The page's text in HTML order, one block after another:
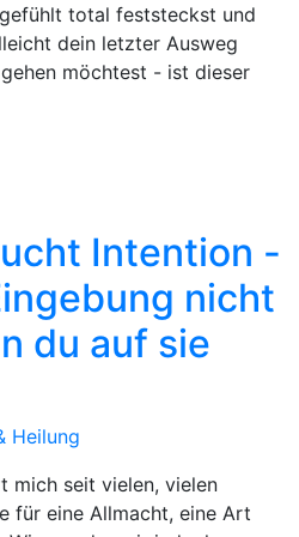
total feststeckst und
dein letzter Ausweg
möchtest - ist dieser
Intention -
nicht
du auf sie
Heilung
mich seit vielen, vielen
für eine Allmacht, eine Art